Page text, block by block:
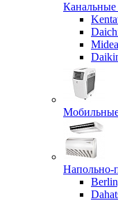
Канальные
Midea
Напольно-